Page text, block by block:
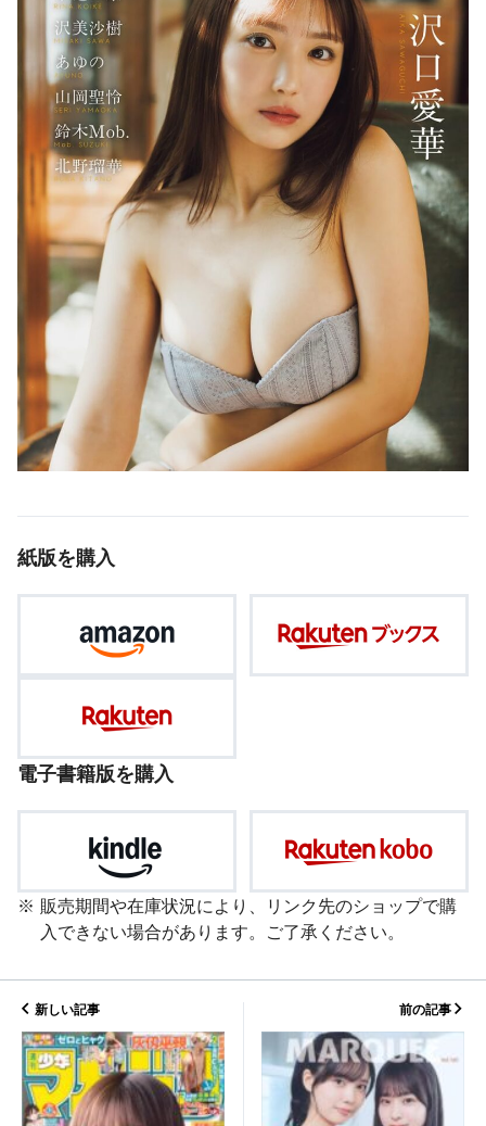
紙版を購入
電子書籍版を購入
販売期間や在庫状況により、リンク先のショップで購
入できない場合があります。ご了承ください。
新しい記事 前の記事